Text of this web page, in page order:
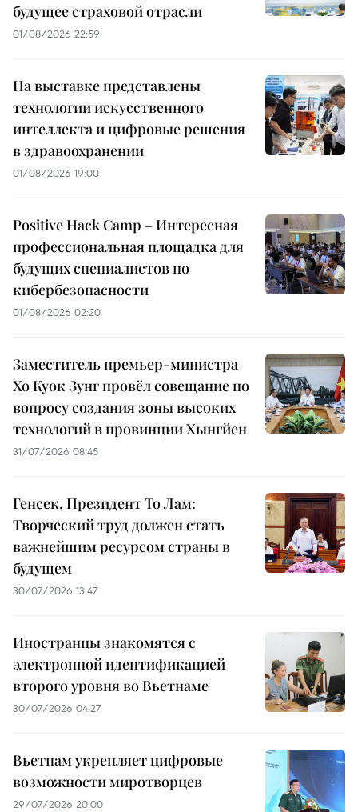
будущее страховой отрасли
01/08/2026 22:59
На выставке представлены
технологии искусственного
интеллекта и цифровые решения
в здравоохранении
01/08/2026 19:00
Positive Hack Camp – Интересная
профессиональная площадка для
будущих специалистов по
кибербезопасности
01/08/2026 02:20
Заместитель премьер-министра
Хо Куок Зунг провёл совещание по
вопросу создания зоны высоких
технологий в провинции Хынгйен
31/07/2026 08:45
Генсек, Президент То Лам:
Творческий труд должен стать
важнейшим ресурсом страны в
будущем
30/07/2026 13:47
Иностранцы знакомятся с
электронной идентификацией
второго уровня во Вьетнаме
30/07/2026 04:27
Вьетнам укрепляет цифровые
возможности миротворцев
29/07/2026 20:00